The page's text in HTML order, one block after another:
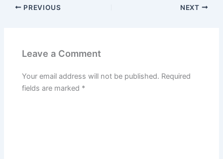
PREVIOUS NEXT
Leave a Comment
Your email address will not be published. Required
fields are marked *